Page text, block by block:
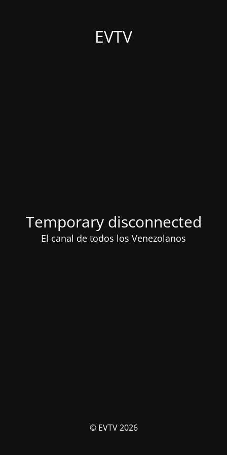
EVTV
Temporary disconnected
El canal de todos los Venezolanos
© EVTV 2026